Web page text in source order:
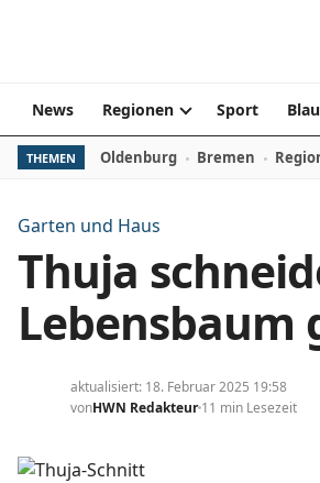
News Regionen Sport
THEMEN Oldenburg Bremen
Garten und Haus
Thuja
Lebensbaum
aktualisiert: 18. Februar 2025 19:58
vonHWN Redakteur 11 min Lesezeit